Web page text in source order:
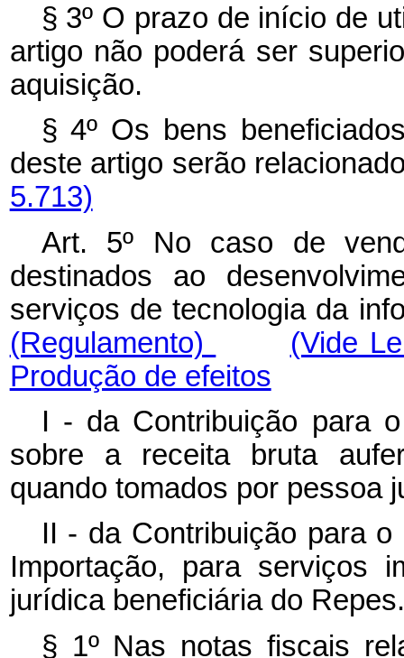
§ 3º O prazo de início de
artigo não poderá ser
aquisição.
§ 4º Os bens
deste artigo serão
5.713)
Art. 5º No caso de
destinados ao
serviços de tecnologia da
(Regulamento)
(Vide
Produção de efeitos
I - da Contribuição para
sobre a receita bruta
quando tomados por pessoa
II - da Contribuição para
Importação, para serviços
jurídica beneficiária do Repes.
§ 1º Nas notas fiscais